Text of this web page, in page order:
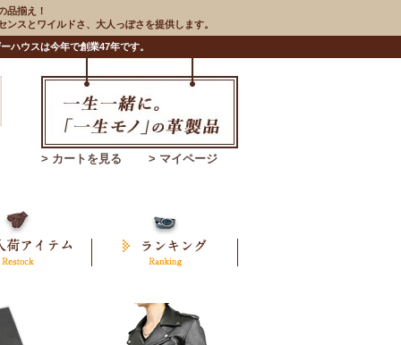
品揃え！
スとワイルドさ、大人っぽさを提供します。
ハウスは今年で創業47年です。
> カートを見る > マイページ